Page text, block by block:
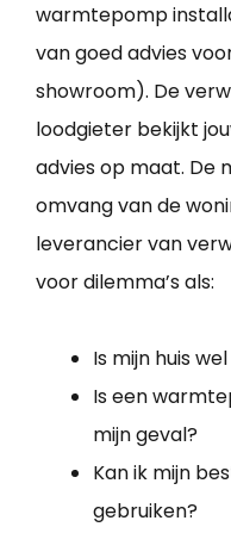
warmtepomp
van goed advies
showroom). De
loodgieter bekijkt
advies op maat. De
omvang van de
leverancier van
voor dilemma’s als:
Is mijn huis
Is een
mijn geval?
Kan ik mijn
gebruiken?